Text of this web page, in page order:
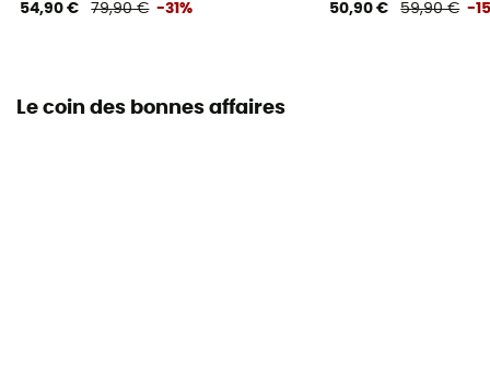
54,90 € 79,90 € -31% 50,90 € 59,90 € -
Le coin des bonnes affaires